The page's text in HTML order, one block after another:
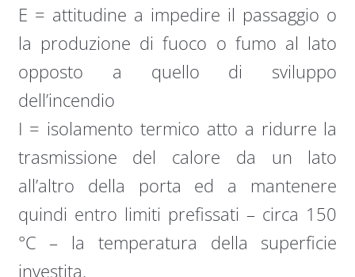
E = attitudine a impedire il passaggio o
la produzione di fuoco o fumo al lato
opposto a quello di sviluppo
dell’incendio
I = isolamento termico atto a ridurre la
trasmissione del calore da un lato
all’altro della porta ed a mantenere
quindi entro limiti prefissati – circa 150
°C – la temperatura della superficie
investita.